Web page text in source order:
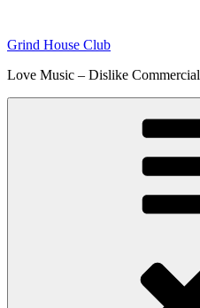
content
Grind House Club
Love Music – Dislike Commercial